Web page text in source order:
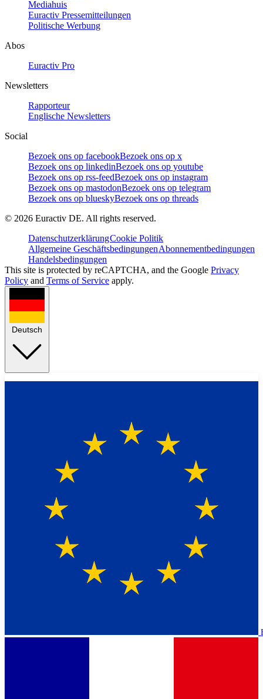
Mediahuis
Euractiv Pressemitteilungen
Politische Werbung
Abos
Euractiv Pro
Newsletters
Rapporteur
Englische Newsletters
Social
Bezoek ons op facebookBezoek ons op x
Bezoek ons op linkedinBezoek ons op youtube
Bezoek ons op rss-feedBezoek ons op instagram
Bezoek ons op mastodonBezoek ons op telegram
Bezoek ons op blueskyBezoek ons op threads
© 2026 Euractiv DE. All rights reserved.
DatenschutzerklärungCookie Politik
Allgemeine GeschäftsbedingungenAbonnementbedingungen
Handelsbedingungen
This site is protected by reCAPTCHA, and the Google Privacy
Policy and Terms of Service apply.
Deutsch